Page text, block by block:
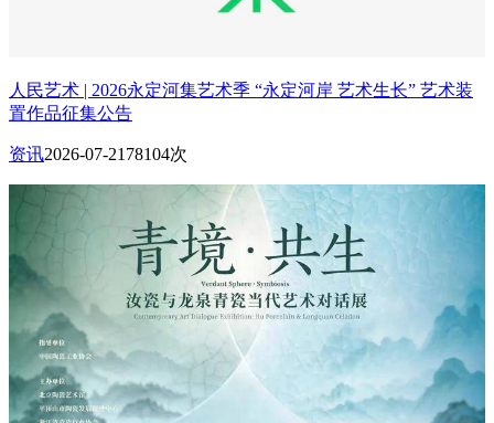
人民艺术 | 2026永定河集艺术季 “永定河岸 艺术生长” 艺术装
置作品征集公告
资讯2026-07-21 78104次